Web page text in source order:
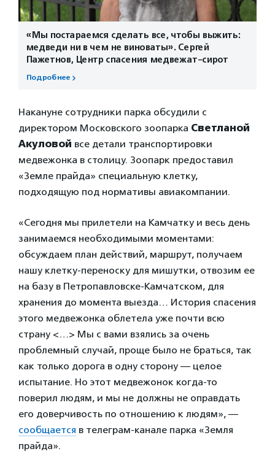
«Мы постараемся сделать все, чтобы выжить:
медведи ни в чем не виноваты». Сергей
Пажетнов, Центр спасения медвежат-сирот
Подробнее
Накануне сотрудники парка обсудили с
директором Московского зоопарка Светланой
Акуловой все детали транспортировки
медвежонка в столицу. Зоопарк предоставил
«Земле прайда» специальную клетку,
подходящую под нормативы авиакомпании.
«Сегодня мы прилетели на Камчатку и весь день
занимаемся необходимыми моментами:
обсуждаем план действий, маршрут, получаем
нашу клетку-переноску для мишутки, отвозим ее
на базу в Петропавловске-Камчатском, для
хранения до момента выезда… История спасения
этого медвежонка облетела уже почти всю
страну <…> Мы с вами взялись за очень
проблемный случай, проще было не браться, так
как только дорога в одну сторону — целое
испытание. Но этот медвежонок когда-то
поверил людям, и мы не должны не оправдать
его доверчивость по отношению к людям», —
сообщается в телеграм-канале парка «Земля
прайда».